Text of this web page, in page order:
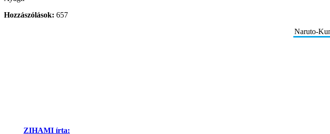
Hozzászólások: 657
Naruto-
ZIHAMI írta: